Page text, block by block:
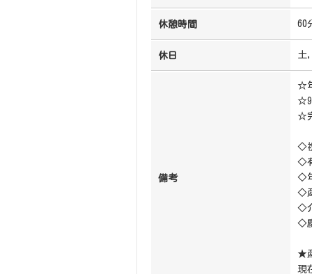
休憩時間 60
休日 土
備考
☆
☆9
☆
◇
◇
◇
◇
◇
◇
★
現